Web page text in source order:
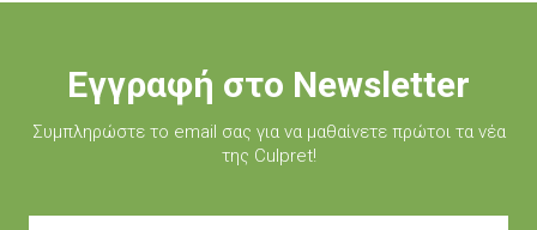
Εγγραφή στο Newsletter
Συμπληρώστε τo email σας για να μαθαίνετε πρώτοι τα νέα
της Culpret!